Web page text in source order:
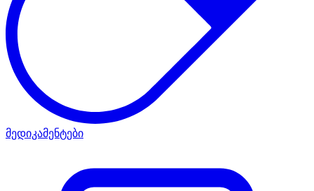
მედიკამენტები